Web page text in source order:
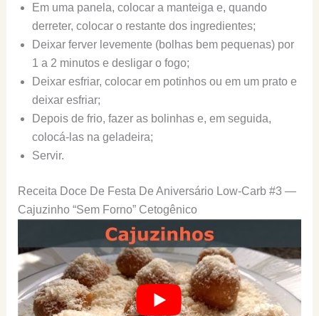
Em uma panela, colocar a manteiga e, quando
derreter, colocar o restante dos ingredientes;
Deixar ferver levemente (bolhas bem pequenas) por
1 a 2 minutos e desligar o fogo;
Deixar esfriar, colocar em potinhos ou em um prato e
deixar esfriar;
Depois de frio, fazer as bolinhas e, em seguida,
colocá-las na geladeira;
Servir.
Receita Doce De Festa De Aniversário Low-Carb #3 —
Cajuzinho “Sem Forno” Cetogênico